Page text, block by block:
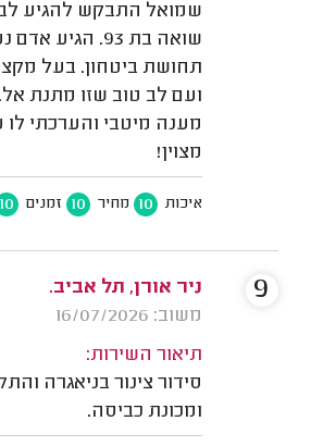
שמואל התבקש להגיע
שואה בת 93.
תחושת ביטחון. בעל
ועם לב טוב שזו מתנת
מענה מיטבי והערכתי
מצוין!
איכות 10 מחיר 10 זמנים 10
ניר אורן, תל אביב.
משוב: 16/07/2026
תיאור השירות:
ומכונת כביסה.
9